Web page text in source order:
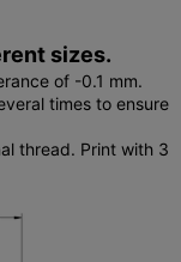
sizes.
of -0.1 mm.
times to ensure
thread. Print with 3